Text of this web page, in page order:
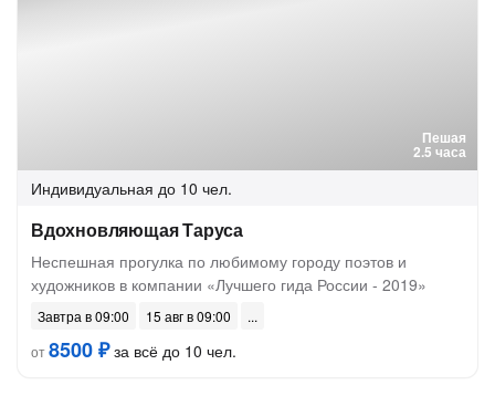
Пешая
2.5 часа
Индивидуальная до 10 чел.
Вдохновляющая Таруса
Неспешная прогулка по любимому городу поэтов и
художников в компании «Лучшего гида России - 2019»
Завтра в 09:00
15 авг в 09:00
от8500 ₽за всё до 10 чел.